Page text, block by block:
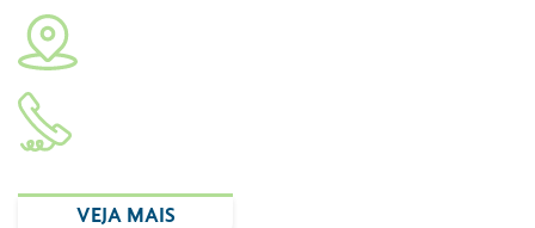
VEJA MAIS